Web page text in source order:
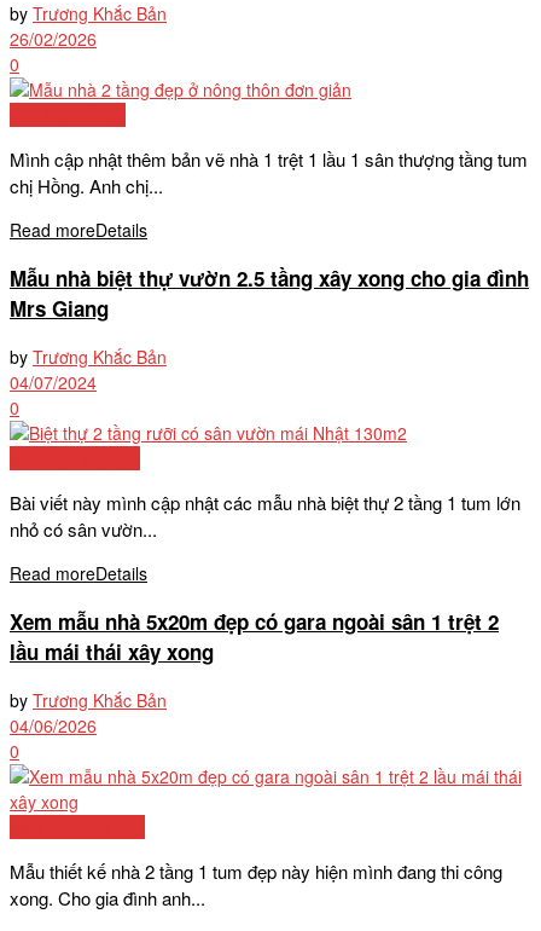
by Trương Khắc Bản
26/02/2026
0
Mình cập nhật thêm bản vẽ nhà 1 trệt 1 lầu 1 sân thượng tầng tum
chị Hồng. Anh chị...
Read moreDetails
Mẫu nhà biệt thự vườn 2.5 tầng xây xong cho gia đình
Mrs Giang
by Trương Khắc Bản
04/07/2024
0
Bài viết này mình cập nhật các mẫu nhà biệt thự 2 tầng 1 tum lớn
nhỏ có sân vườn...
Read moreDetails
Xem mẫu nhà 5x20m đẹp có gara ngoài sân 1 trệt 2
lầu mái thái xây xong
by Trương Khắc Bản
04/06/2026
0
Mẫu thiết kế nhà 2 tầng 1 tum đẹp này hiện mình đang thi công
xong. Cho gia đình anh...